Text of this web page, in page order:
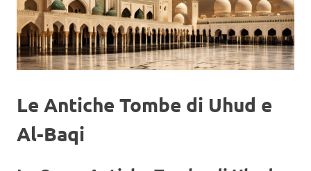
Le Antiche Tombe di Uhud e
Al-Baqi